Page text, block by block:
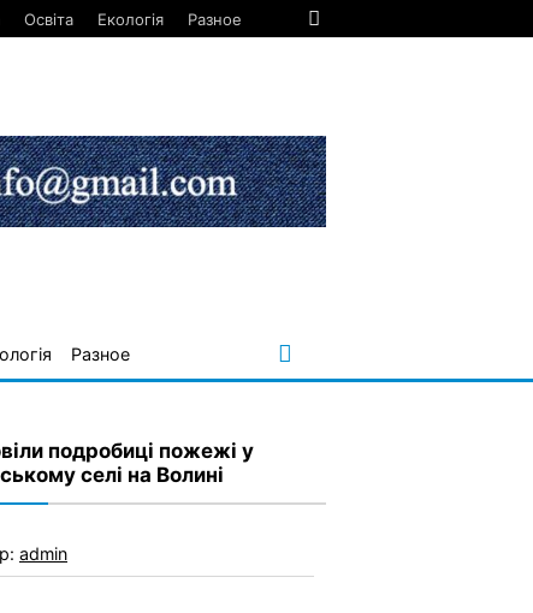
Освіта Екологія Разное
Разное
подробиці пожежі у
селі на Волині
admin